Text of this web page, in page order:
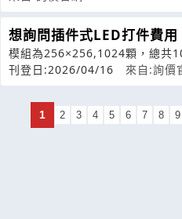
想詢問插件式LED打件費用
模組為256×256,1024顆，總共
刊登日:2026/04/16
來自:詢價
1 2 3 4 5 6 7 8 9